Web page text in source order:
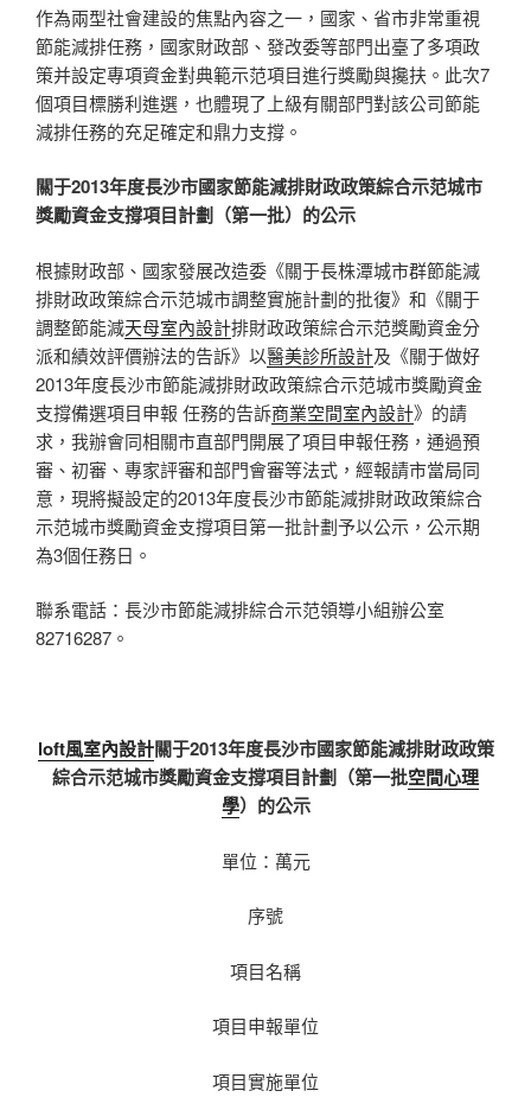
作為兩型社會建設的焦點內容之一，國家、省市非常重視
節能減排任務，國家財政部、發改委等部門出臺了多項政
策并設定專項資金對典範示范項目進行獎勵與攙扶。此次7
個項目標勝利進選，也體現了上級有關部門對該公司節能
減排任務的充足確定和鼎力支撐。
關于2013年度長沙市國家節能減排財政政策綜合示范城市
獎勵資金支撐項目計劃（第一批）的公示
根據財政部、國家發展改造委《關于長株潭城市群節能減
排財政政策綜合示范城市調整實施計劃的批復》和《關于
調整節能減天母室內設計排財政政策綜合示范獎勵資金分
派和績效評價辦法的告訴》以醫美診所設計及《關于做好
2013年度長沙市節能減排財政政策綜合示范城市獎勵資金
支撐備選項目申報 任務的告訴商業空間室內設計》的請
求，我辦會同相關市直部門開展了項目申報任務，通過預
審、初審、專家評審和部門會審等法式，經報請市當局同
意，現將擬設定的2013年度長沙市節能減排財政政策綜合
示范城市獎勵資金支撐項目第一批計劃予以公示，公示期
為3個任務日。
聯系電話：長沙市節能減排綜合示范領導小組辦公室
82716287。
loft風室內設計關于2013年度長沙市國家節能減排財政政策
綜合示范城市獎勵資金支撐項目計劃（第一批空間心理
學）的公示
單位：萬元
序號
項目名稱
項目申報單位
項目實施單位